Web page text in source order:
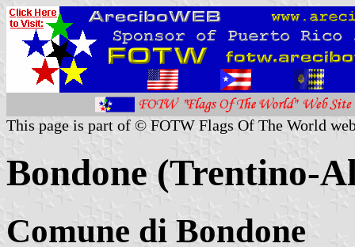
This page is part of © FOTW Flags Of The World
Bondone (Trentino-
Comune di Bondone